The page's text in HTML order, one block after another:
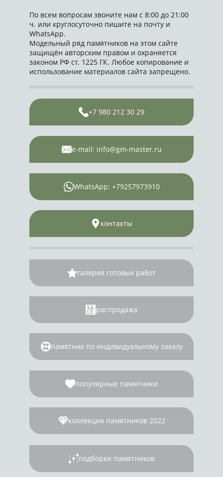
По всем вопросам звоните нам с 8:00 до 21:00
ч. или круглосуточно пишите на почту и
WhatsApp.
Модельный ряд памятников на этом сайте
защищён авторским правом и охраняется
законом РФ ст. 1225 ГК. Любое копирование и
использование материалов сайта запрещено.
+7 980 212 30 29
e-mail: info@gm-master.ru
WhatsApp: +79257973910
контакты
галерея готовых работ
распродажа
памятник по индивидуальному заказу
популярные памятники
коллекция памятников 2022
подборки памятников